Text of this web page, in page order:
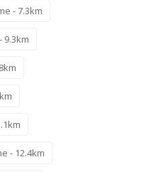
- 7.3km
- 12.4km